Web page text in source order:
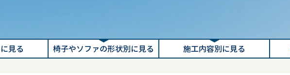
見る 椅子やソファの形状別に見る 施工内容別に見る